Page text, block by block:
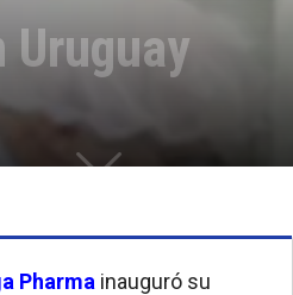
Uruguay
Pharma inauguró su